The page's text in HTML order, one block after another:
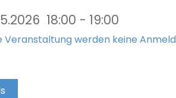
18:00 - 19:00
Veranstaltung werden keine